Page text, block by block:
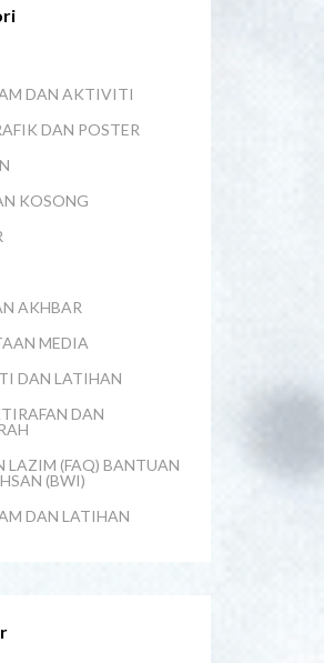
DAN AKTIVITI
DAN POSTER
KOSONG
AKHBAR
MEDIA
DAN LATIHAN
DAN
LAZIM (FAQ) BANTUAN
(BWI)
DAN LATIHAN